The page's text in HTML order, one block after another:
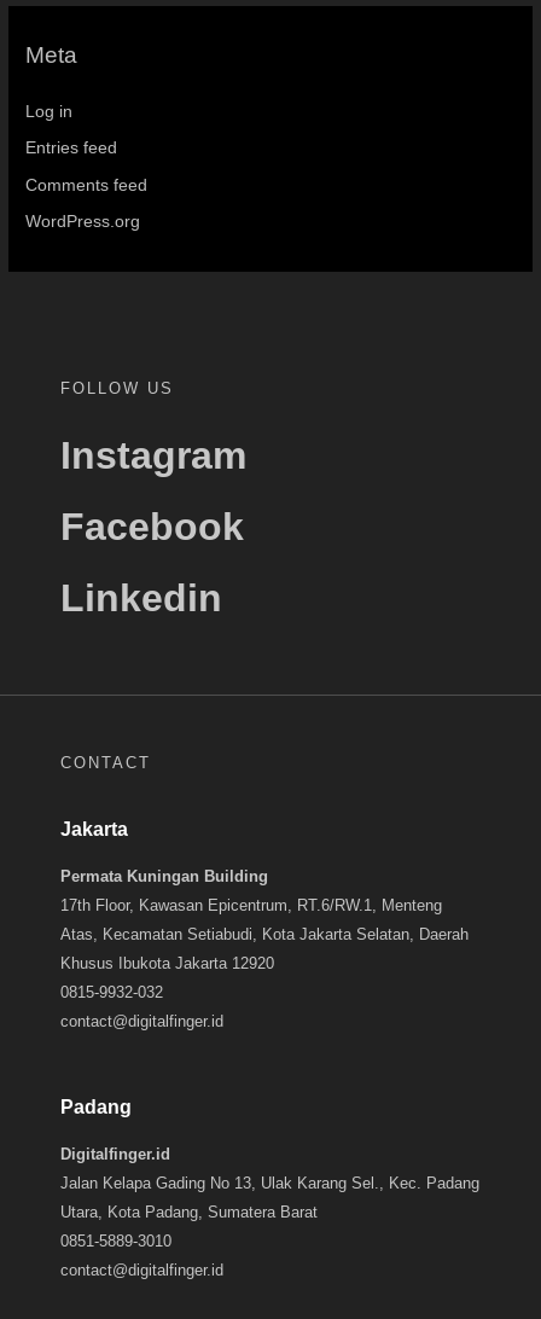
Meta
Log in
Entries feed
Comments feed
WordPress.org
FOLLOW US
Instagram
Facebook
Linkedin
CONTACT
Jakarta
Permata Kuningan Building
17th Floor, Kawasan Epicentrum, RT.6/RW.1, Menteng
Atas, Kecamatan Setiabudi, Kota Jakarta Selatan, Daerah
Khusus Ibukota Jakarta 12920
0815-9932-032
contact@digitalfinger.id
Padang
Digitalfinger.id
Jalan Kelapa Gading No 13, Ulak Karang Sel., Kec. Padang
Utara, Kota Padang, Sumatera Barat
0851-5889-3010
contact@digitalfinger.id